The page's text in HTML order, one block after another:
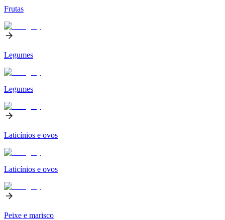
Frutas
Legumes
Legumes
Laticínios e ovos
Laticínios e ovos
Peixe e marisco